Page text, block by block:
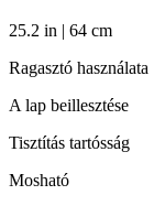
25.2 in | 64 cm
Ragasztó használata
A lap beillesztése
Tisztítás tartósság
Mosható